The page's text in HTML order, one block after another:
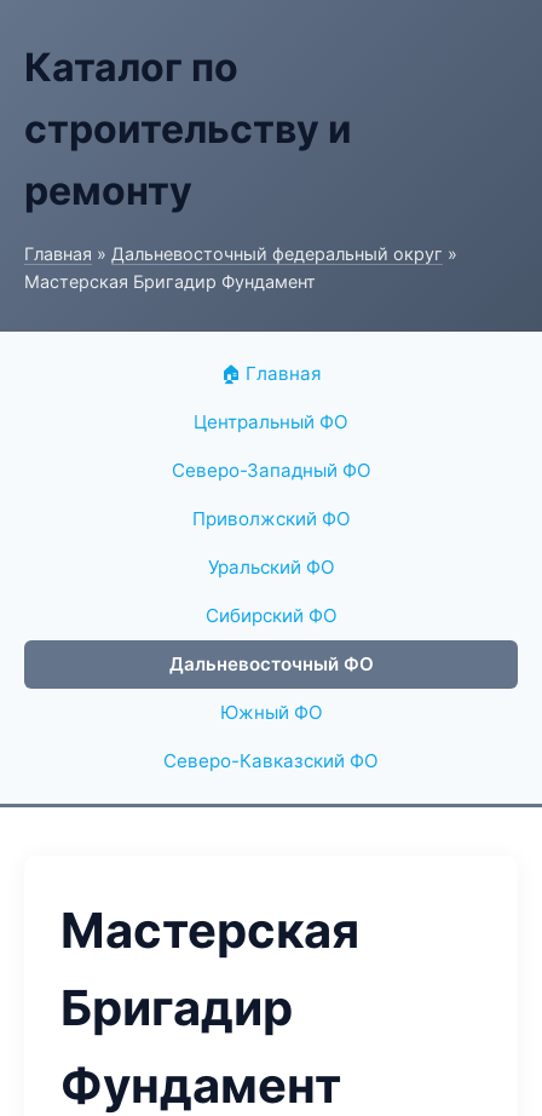
Каталог по
строительству и
ремонту
Главная » Дальневосточный федеральный округ »
Мастерская Бригадир Фундамент
🏠 Главная
Центральный ФО
Северо-Западный ФО
Приволжский ФО
Уральский ФО
Сибирский ФО
Дальневосточный ФО
Южный ФО
Северо-Кавказский ФО
Мастерская
Бригадир
Фундамент